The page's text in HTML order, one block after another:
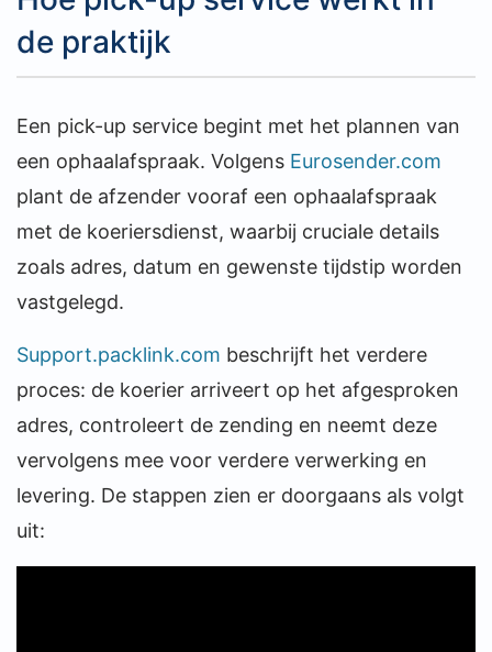
de praktijk
Een pick-up service begint met het plannen van
een ophaalafspraak. Volgens Eurosender.com
plant de afzender vooraf een ophaalafspraak
met de koeriersdienst, waarbij cruciale details
zoals adres, datum en gewenste tijdstip worden
vastgelegd.
Support.packlink.com beschrijft het verdere
proces: de koerier arriveert op het afgesproken
adres, controleert de zending en neemt deze
vervolgens mee voor verdere verwerking en
levering. De stappen zien er doorgaans als volgt
uit: